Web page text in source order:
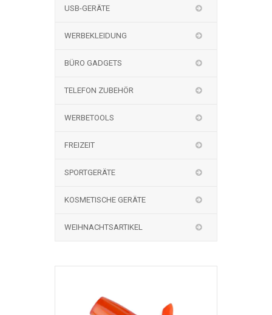
USB-GERÄTE
WERBEKLEIDUNG
BÜRO GADGETS
TELEFON ZUBEHÖR
WERBETOOLS
FREIZEIT
SPORTGERÄTE
KOSMETISCHE GERÄTE
WEIHNACHTSARTIKEL